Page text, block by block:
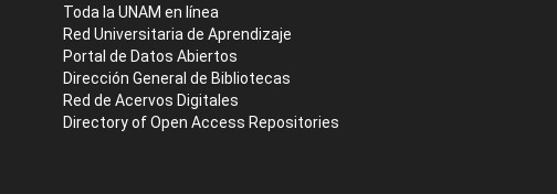
Toda la UNAM en línea
Red Universitaria de Aprendizaje
Portal de Datos Abiertos
Dirección General de Bibliotecas
Red de Acervos Digitales
Directory of Open Access Repositories